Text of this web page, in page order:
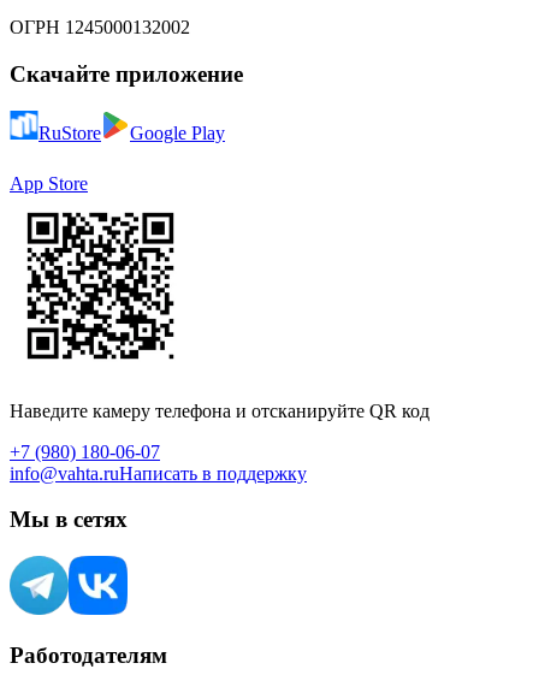
ОГРН 1245000132002
Скачайте приложение
RuStore Google Play
App Store
Наведите камеру телефона и отсканируйте QR код
+7 (980) 180-06-07
info@vahta.ruНаписать в поддержку
Мы в сетях
Работодателям